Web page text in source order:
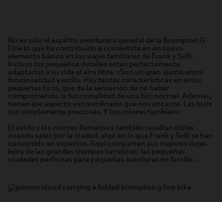
No es sólo el espíritu aventurero general de la Brompton G
Line lo que ha contribuido a convertirla en un nuevo
elemento básico en los viajes familiares de Frank y Selli.
Incluso los pequeños detalles están perfectamente
adaptados a su vida al aire libre. «Son un gran ajuste entre
funcionalidad y estilo. Hay tantas características en estas
pequeñas bicis, que da la sensación de no haber
comprometido la funcionalidad de una bici normal. Además,
tienen ese aspecto extraordinario que nos encanta. Las bicis
son simplemente preciosas. Y los colores también».
El estilo y los colores llamativos también resultan útiles
cuando sales por la ciudad, algo en lo que Frank y Selli se han
convertido en expertos. Aquí comparten sus mejores viajes
lejos de las grandes trampas turísticas: las pequeñas
ciudades perfectas para pequeñas aventuras en familia...